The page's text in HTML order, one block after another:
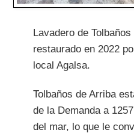
Lavadero de
restaurado en 2022
local Agalsa.
Tolbaños de Arriba
de la Demanda a
del mar, lo que le